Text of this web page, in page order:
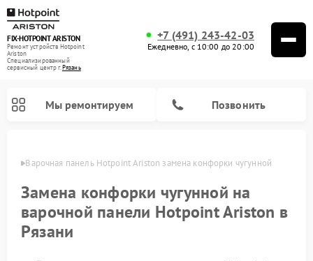
FIX-HOTPOINT ARISTON
Ремонт устройств Hotpoint
Ariston
Специализированный
cервисный центр г.Рязань
+7 (491) 243-42-03
Ежедневно, с 10:00 до 20:00
Мы ремонтируем Позвонить
Варочная панель Hotpoint Ariston замена конфорки чугунной
Замена конфорки чугунной на
варочной панели Hotpoint Ariston в
Рязани